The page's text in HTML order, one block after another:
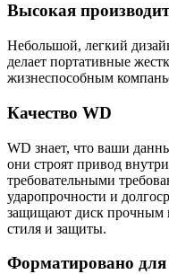
Высокая
Небольшой, легкий
делает портативные
жизнеспособным
Качество WD
WD знает, что ваши
они строят привод
требовательными
ударопрочности и
защищают диск прочным
стиля и защиты.
Форматировано